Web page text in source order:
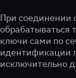
При соединении
обрабатываться
ключи сами по
идентификации
исключительно